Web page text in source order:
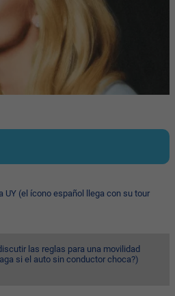
UY (el ícono español llega con su tour
las reglas para una movilidad
si el auto sin conductor choca?)